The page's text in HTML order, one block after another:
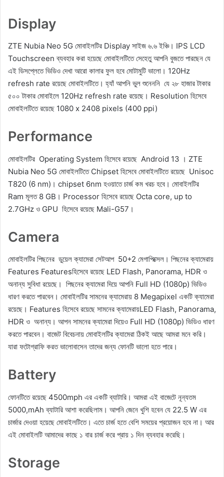
Display
ZTE Nubia Neo 5G মোবাইলটির Display সাইজ ৬.৬ ইঞ্চি। IPS LCD
Touchscreen ব্যবহার করা হয়েছে মোবাইলটিতে সেহেতু আপনি বুজতে পারছেন যে
এই ডিসপ্লেতে ভিডিও দেখা আরো কালার ফুল হবে মোটামুটি ভালো। 120Hz
refresh rate রয়েছে মোবাইলটিতে। হ্যাঁ আপনি ভুল শুনেননি যে ২৮ হাজার টাকার
৫০০ টাকার মোবাইলে 120Hz refresh rate রয়েছে। Resolution হিসেবে
মোবাইলটিতে রয়েছে 1080 x 2408 pixels (400 ppi)
Performance
মোবাইলটির Operating System হিসেবে রয়েছে Android 13 । ZTE
Nubia Neo 5G মোবাইলটিতে Chipset হিসেবে মোবাইলটিতে রয়েছে Unisoc
T820 (6 nm)। chipset 6nm হওয়াতে চার্জ কম খরচ হবে। মোবাইলটির
Ram মূলত 8 GB। Processor হিসেবে রয়েছে Octa core, up to
2.7GHz ও GPU হিসেবে রয়েছে Mali-G57।
Camera
মোবাইলটির পিছনের ডুয়েল ক্যামেরা সেটআপ 50+2 মেগাপিক্সেল। পিছনের ক্যামেরায়
Features Featuresহিসেবে রয়েছে LED Flash, Panorama, HDR ও
অনান্য সুবিধা রয়েছে। পিছনের ক্যামেরা দিয়ে আপনি Full HD (1080p) ভিডিও
ধারণ করতে পারবেন। মোবাইলটির সামনের ক্যামেরায় 8 Megapixel একটি ক্যামেরা
রয়েছে। Features হিসেবে রয়েছে সামনের ক্যামেরায়LED Flash, Panorama,
HDR ও অনান্য। আপন সামনের ক্যামেরা দিয়েও Full HD (1080p) ভিডিও ধারণ
করতে পারবেন। বাজেট বিবেচনায় মোবাইলটির ক্যামেরা ঠিকই আছে আমরা মনে করি।
যারা ফটোগ্রাফি করত ভালোবাসেন তাদের জন্য ফোনটি ভালো হতে পারে।
Battery
ফোনটিতে রয়েছে 4500mph এর একটি ব্যাটারি। আমরা এই বাজেটে নূন্যতম
5000,mAh ব্যাটারি আশা করেছিলাম। আপনি জেনে খুশি হবেন যে 22.5 W এর
চার্জার দেওয়া হয়েছে মোবাইলটিতে। এতে চার্জ হতে বেশি সময়ের প্রয়োজন হবে না। আর
এই মোবাইলটি আমাদের কাছে ১ বার চার্জ করে প্রায় ১ দিন ব্যবহার করেছি।
Storage